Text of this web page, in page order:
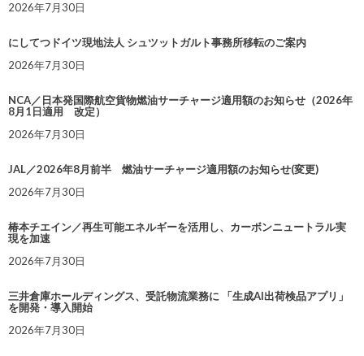
2026年7月30日
にしてつドイツ現地法人 シュツットガルト事務所移転のご案内
2026年7月30日
NCA／日本発国際航空貨物燃油サーチャージ適用額のお知らせ（2026年
8月1日適用 改定）
2026年7月30日
JAL／2026年8月前半 燃油サーチャージ適用額のお知らせ(変更)
2026年7月30日
椿本チエイン／再生可能エネルギーを活用し、カーボンニュートラル実
現を加速
2026年7月30日
三井倉庫ホールディングス、受託物流業務に 「生成AI出荷検品アプリ」
を開発・導入開始
2026年7月30日